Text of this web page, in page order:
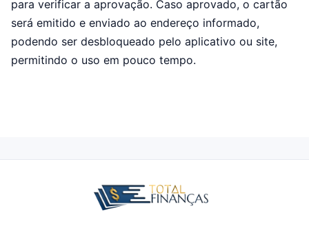
para verificar a aprovação. Caso aprovado, o cartão
será emitido e enviado ao endereço informado,
podendo ser desbloqueado pelo aplicativo ou site,
permitindo o uso em pouco tempo.